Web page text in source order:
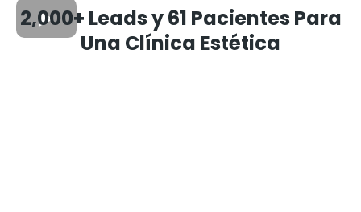
2,000+ Leads y 61 Pacientes Para
Una Clínica Estética